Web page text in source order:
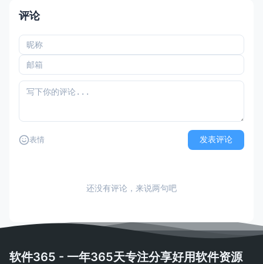
评论
表情 发表评论
还没有评论，来说两句吧
软件365 - 一年365天专注分享好用软件资源